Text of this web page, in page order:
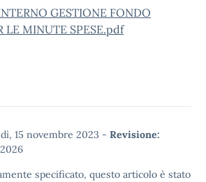
GESTIONE FONDO
LE MINUTE SPESE.pdf
15 novembre 2023 - Revisione:
specificato, questo articolo è stato